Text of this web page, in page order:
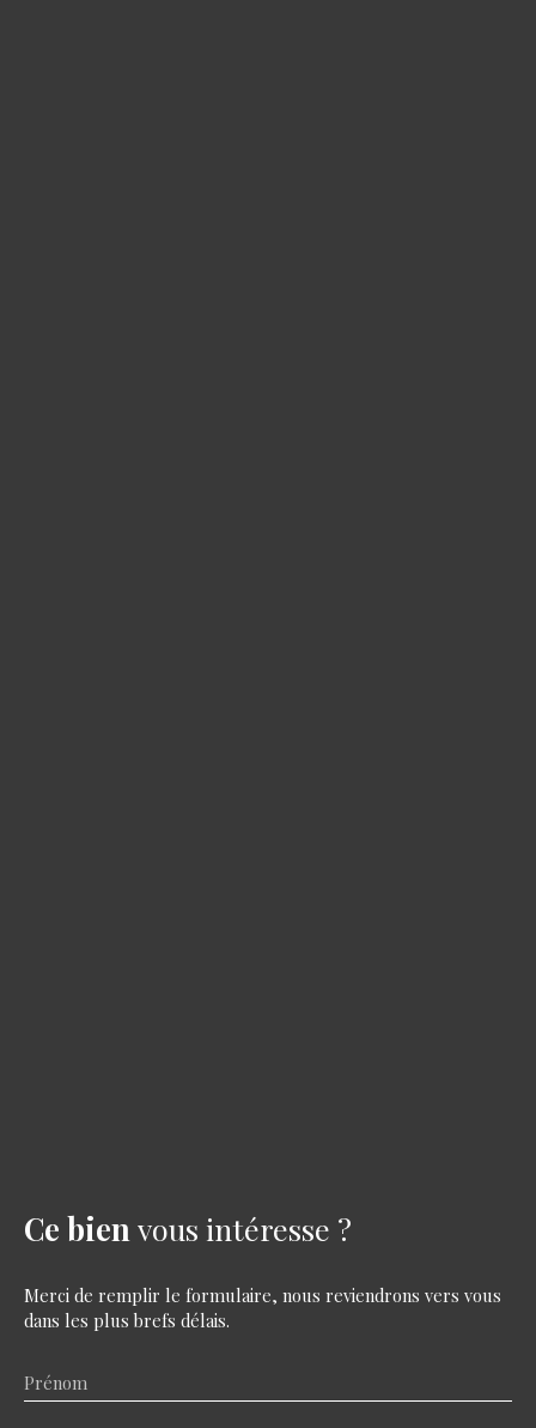
Ce bien vous intéresse ?
Merci de remplir le formulaire, nous reviendrons vers vous
dans les plus brefs délais.
Prénom